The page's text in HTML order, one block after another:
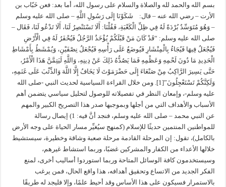
بسم الله والحمد لله والصلاة والسلام على رسول الله، أما بعد: فعن خَبّاب بن الأرت – رضي الله عنه – قال: شَكَوْنَا إِلَى رَسُولِ اللَّهِ – صلى الله عليه وسلم – وَهُوَ مُتَوَسِّدٌ بُرْدَةً لَهُ فِي ظِلِّ الْكَعْبَةِ، فَقُلْنَا: أَلَا تَسْتَنْصِرُ لَنَا، أَلَا تَدْعُو لَنَا، فَقَال – صلى الله عليه وسلم: “قَدْ كَانَ مَنْ قَبْلَكُمْ يُؤْخَذُ الرَّجُلُ فَيُحْفَرُ لَهُ فِي الْأَرْضِ فَيُجْعَلُ فِيهَا فَيُجَاءُ بِالْمِنْشَارِ فَيُوضَعُ عَلَى رَأْسِهِ فَيُجْعَلُ نِصْفَيْنِ، وَيُمْشَطُ بِأَمْشَاطِ الْحَدِيدِ مَا دُونَ لَحْمِهِ وَعَظْمِهِ فَمَا يَصُدُّهُ ذَلِكَ عَنْ دِينِهِ، وَاللَّهِ لَيَتِمَّنَّ هَذَا الْأَمْرُ، حَتَّى يَسِيرَ الرَّاكِبُ مِنْ صَنْعَاءَ إِلَى حَضْرَمَوْتَ لَا يَخَافُ إِلَّا اللَّهَ وَالذِّئْبَ عَلَى غَنَمِهِ، وَلَكِنَّكُمْ تَسْتَعْجِلُونَ”[1]. ومن خلال القراءة السياسية لحديث النبي -صلى الله عليه وسلم-، وإمعان النظر في تفصيلاته للوصول لتحليل سياسي يتضمن أهم الأسباب والأهداف التي من أجلها وبموجبها صدر هذا التصريح الكبير والمهم عن النبي محمد – صلى الله عليه وسلم، فنجد أنَّ فيه: 1) إيصال رسالة للمواطنين المنتمين حديثًا للإسلام (كمنهج سيُغيِّر مسار الحياة على وجه الأرض بالكامل)، تقول: إن المرحلة القادمة مرحلة صعبة وشاقة وخطيرة، سيستشيط خلالها الأعداء من الكفار والمشركين غضبًا، وربما استشاط غيرهم، وسيستخدمون كافة الوسائل المتاحة وربما استوردوا أساليب أخرى، لمنع الفكر الجديد من الاتساع وتحقيق أهدافه، هذا واقع الحال، فمن يرغب بالاستمرار فسيكون على هذا الأساس وقد أحيط علمًا، وإلا فليجد له طريقًا آخر. فطريق تغيير المجتمعات ونشر الفكر الخلاق وعلى مستوى الأرض كلها، لن يكون مفروشًا بالزهور بل على العكس كما تضمن الحديث ذلك. وفي عالم السياسة تحديدًا فإن الناس تصطدم دائمًا بتجار السياسة وقاطفي المنافع، وعلى ضوء ذلك فالمنهج الجديد سيضطر من غير اختيار أن يصطدم بهذا النوع من الانتهازيين، وهم أصحاب المصالح الشخصية. وقد اختار النبيُّ محمد صلى الله عليه وسلم، أشد أنواع التنكيل وأقساها ليوصلها صورة نقية من غير تشويش إلى تابعيه، بوضوح وبشفافية تامة، كنموذج عن الآتي في قابل الأيام، فيقول لهم: (فيُجاء بالمنشار فيوضع على رأسه فيُجعل نصفين، ويمشط بأمشاط الحديد، ما دون لحمه وعظمه)، حتى لا يُبقي للمتلقين من مواطنيه وأتباعه أي شك أو تأويل لنوعية المشقة التي سيكابدونها في المستقبل. على عكس سياسة المصالح والتي تَكسِبُ رجالها بإغرائهم ووعدهم بمنحهم الامتيازات والأموال والمناصب، وربما تُشترى أصوات الناس بهذه الطريقة السمجة الرخيصة. 2) أنَّ استلام دفة قيادة الناس وامتلاك زمام الأمور وخاصة السياسية منها، لن يحصل ولن يكون مالم يُدفع ثمن ذلك، وما لم يُمتحن من يسير بهذا الاتجاه امتحانًا شاقًا وعسيرًا، قال تعالى: ﴿ أَحَسِبَ النَّاسُ أَنْ يُتْرَكُوا أَنْ يَقُولُوا آَمَنَّا وَهُمْ لَا يُفْتَنُونَ * وَلَقَدْ فَتَنَّا الَّذِينَ مِنْ قَبْلِهِمْ فَلَيَعْلَمَنَّ اللَّهُ الَّذِينَ صَدَقُوا وَلَيَعْلَمَنَّ الْكَاذِبِينَ ﴾ [العنكبوت: 2-3]، فبعكس ذلك سيكون من يمسك زمام الأمور مترفًا فكريًا وسياسيًا، وسيُقدَمُ له النصر على طبق من ذهب ومن غير ثمن، فسيكون من الصعوبة المحافظة على المكاسب ومن السهل التفريط بها. وفي الحديث الحثُّ على العزائم والتمسك بها، على الرغم من توفر الفرص والمنح والرخص، ولكن العزيمة في كل الأحوال أفضل، وإن كان معها العذاب والتنكيل أو ربما الموت، لأن الأمر يتعلق بنشر منهج وفكر وإيصال رسالة، وتغيير مجتمع من الوجوه كافة، وقيادة الناس وبناء أمة. جاء في تفسير الحديث: (أجمع العلماء أن من أُكره على الكفر فاختار القتل، أنه أعظم أجرًا عند الله ممن اختار الرخصة، واختلفوا فيمن أُكره على غير الكفر من فعل ما لا يحل له فقال أصحاب مالك: الأخذ بالشدة في ذلك، واختيار القتل والضرب أفضل عند الله من الأخذ بالرخصة)[2]. فالعقائد الراسخة والمناهج العظيمة والأفكار الرصينة تحتاج إلى عَرق يُصبُّ ودماء تُراق لتُبنى بها لَبِنات الدولة القادمة. 3- في طريق منهج التغيير القادم وبناء المجتمع وتأسيس دولة متحضرة بمنظومة قيم راقية، لاشك ستكون معية الله سبحانه وتعالى حاضرة، ولكن نصرة الله ومعيته لن تأتي قبل إثبات صدق النوايا والتميز بعمل دؤوب لأجل القضية من قبل الأفراد وتقديم ما يُثبت ذلك، فالله سبحانه وتعالى يأمرنا بالأخذ بكل الأسباب الدنيوية المتاحة. وهنا لابد من الانتباه أنَّ النبي -صلى الله عليه وسلم- جالس في ظل الكعبة، والكعبة بيت الله سبحانه وتعالى ولو دعا الله سبحانه وتعالى، وشاء الله أن يستجيب لقال سبحانه وتعالى لكل شيء كن فكان، وإن الأمر على الله سبحانه وتعالى هين هين، لكن الأمر ليس كذلك فلابد من المثابرة والعمل الدؤوب قبل ذلك. لقد كانت فترة الامتحان والعذاب والشدة ثلاث عشرة سنة، وهي فترة طويلة، ذاق فيها المسلمون أصحاب العقيدة الراسخة أهل الله سبحانه وتعالى وأصحاب وأحباب رسوله محمد -صلى الله عليه وسلم- ألوانًا من العذاب ما لا يتحمله إنسان، وعانوا من آلام رهيبة، كان عزاؤهم أن كل ذلك كان في ذات الله جل في علاه، ثم إذن الله سبحانه وتعالى بأن تقام دولة الإسلام، ورغم هذا الفتح المبين والنصر العظيم إلا أن فترة وجود الدولة لم تخلو من الآلام والمحن والمشقة والتعب. 4- الربط الذهني للأفراد (الذين يمثلون شعب الدولة الإسلامية في المستقبل) بأن الجغرافية السياسية للمنطقة ستتغير، ولن يتوقف أمر الأمة الإسلامية عند حدود مكة أو حتى جزيرة العرب. فالمغزى هنا هو في تغيير توجيه أو (توجه) التفكير عند المواطن المسلم بالمفهوم السياسي الجديد الذي يفتح للعقل آفاقًا جديدة تحرره من نظرته السابقة من أن مكة مركزًا دينيًا وتجاريًا مرموقًا فحسب، بل تحول تفكيره بالكامل وتحركه باتجاه مفهوم جديد هو مفهوم تأسيس الدولة وفكرة عالميتها. 5- في مسيرة عمل بناء الدولة لابد من تسمية الأهداف الاستراتيجية، بشكل واضح لا يقبل اللبس ولا الخلط، فوضوح ودقة تحديد الأهداف ستعين العاملين فيها على التركيز على أهدافهم وستكون الضمانة لعدم تشتتهم. لقد أوضح الحديث بكل صراحة: (ليتمنَّ الله هذا الأمر)، فالأهداف ستتحقق، ولكن الداء الخطير في السياسة هو استعجال تحقيق الأهداف (لكنكم تستعجلون)، فالرسالة هنا هي أن الطريق طويل وشائك وشاق، ولكن مع الصبر والعمل بمثابرة ستتحقق الأهداف. 6- اختيار مدينتي صنعاء[3] وحضرموت تحديدًا في الحديث له بعده السياسي أيضًا، فأما ما يخص صنعاء فلابد من الإيضاح أن هناك صنعاء اليمن وصنعاء الشام، وهما معروفتان عند العرب حينئذ. فحين يتعلق مراد رسول الله محمد -صلى الله عليه وسلم- في حديثه بصنعاء اليمن، فيمكن تحليل الأمر على الوجوه الآتية: • كما هو معروف أنهما جزء من دولة اليمن في السابق وحاليًا (المقصود صنعاء وحضرموت)، وكانت اليمن تدين بالولاء لأعظم إمبراطورية على وجه الأرض في ذلك الزمان وهي الإمبراطورية الفارسية، ففي الحديث إشارة وتحرك سياسي بأننا سنقترب من هذه الإمبراطوريات العظمى ونفتحها لأننا أعظم قدرًا وأصدق رسالة منها، وسيصل الإسلام إليها بعز عزيز أو بذل ذليل. • بُعد المسافة بين صنعاء وأقوام حضرموت، فبينهما بحدود 770 كيلومترًا وكانت أرض خطرة في ذلك الوقت، ففي الحديث إشارة لحجم الأمن والعدل الذي سيسود الأرض تحت راية سلطان الدولة الإسلامية. • إن اليمن تقع ضمن الجزيرة العربية وهي جزء منها، وقد نشأت فيها حضارات عريقة ومشهورة وخاصة صنعاء وحضرموت فقد كانت محطة لدول لها تاريخها، كدولة سبأ ومعين وحمير قبل الإسلام. • قال القزويني في “آثار البلاد وأخبار العباد” في حق صنعاء: “قصبة بلاد اليمن، أحسن مدنها بناء وأصحها هواء وأعذبها ماء، وأطيبها تربة وأقلها أمراضًا، ذكر أن الماء إذا رش في بيوتها تفوح منه رائحة العنبر، وهي قليلة الآفات والعلل، قليلة الذباب والهوام. إذا اعتل إنسان في غيرها ونقل إليها يبرأ، وإذا اعتلت الإبل وأرعيت في مروجها تصح، واللحم يبقى بها أسبوعًا لا يفسد”. وكان العرب يرون أن صنعاء وهي المدينة العظمى التي ينزلها الولاة وأشراف العرب، وهي مدينة كبيرة حسنة العمارة، بناؤها بالآجر والجص، وهي كثيرة الخيرات متصلة العمارات كثيرة الحصون والقصور[4] وليس في بلاد اليمن أقدم منها عهدًا ولا أكبر قطرًا ولا أكثر ناسًا و اشتهرت بالصناعات. • أما حضرموت فقد (( بلغ الحضرميون في المدنية والحضارة مبلغًا ليس في عهدهم مثيل، فقد بنوا القصور الشاهقة وعمروا المدن الواسعة، ووضعوا الهياكل والتماثيل واحتفروا الترع والسواقي، وأنشأوا السدود الضخمة يحجزون بها المياه ويسقون المرتفعات من الأرض والمنخفضات منها، وعبدوا الشوارع واغترسوا الحدائق والبساتين، وكانوا في ترف ونعيم ولباسهم في أفخر الأنسجة، ورياشهم من الحرير، وآنيتهم محلاة بالذهب، وأثاثهم مزين بالذهب والفضة والجواهر))[5]. • فتكون الرسالة بأن هذا المجد القديم سيعود مرة أخرى للعرب ولكن بالإسلام وتحت رايته هذه المرَّة، كما أن هناك جزءًا من الرسالة يتعلق بالمواطن المسلم بأن يتحرر من فكرة الانغماس في رمال الجزيرة العربية وأن يغير استراتيجية التفكير نحو بناء مدن حضارية كصنعاء وحضرموت وما فيها من تقدم وعمران وصناعات وحرف. • وحين يكون المراد في الحديث صنعاء الشام[6]، (وهو الأرجح عندي)، فالتحليل يذهب باتجاه المسافة الشاسعة، فمن أدنى جنوب الجزيرة العربية (صنعاء) إلى أقصى شمالها (الشام) وهي مشارف بلاد الروم، فهذا يعني أن سلطان الإسلام سيمتد ليطأ سلطان فارس والروم ويمتد معه الأمن والاطمئنان للبلاد. 7- إنَّ المشروع الجديد للتغير متمثلًا بالإسلام، سيمر بمرحلة صراع طويل مع الفكر القديم وهذه سنة كونية، فالتجديد يُحارب في كل زمان ومكان، ولابد للمسلمين من التهيؤ والنجاح في (إدارة الصراع) بالطريقة التي يقررونها وأن النتيجة ستكون في حينها لصالحهم، وفي إدارة الصراع لابد من حساب للتضحيات، وبعكسه فإن امتلاك الخصم لأدوات الصراع سيحسم الأمر لصالحه. 8- المخاطب في هذا الحديث هو خَبّاب بن الأرت[7] رضي الله عنه وهو من المستضعفين والفقراء والمأسورين في مكة، فليس له عشيرة تدافع عنه، وهو ممن كان يُعذب عذابًا شديدًا، فالخطاب له ولنظرائه وليس للكبار والأغنياء والوجهاء، يقول لهم: أيها المستضعفون، أيها الفقراء؛ ستدول لكم الأيام عما قريب وتعلن دولتكم، لأن منهجكم هو الصحيح وإنكم على الطريق الصواب والحق والعاقبة لكم، ولن يضركم فقركم وعوزكم ورقكم وضعفكم فالمنهج الجديد يضع هذه المفاهيم وراءه ظهريًا، فالإيمان بالله سبحانه وتعالى والعمل بالمبادئ هو سبيل النصر، فلا تستعجلون. والخطاب مثل ما كان موجهًا للضعفاء الموالين فهو موجه للأعداء المحاربين، بأن المسلمين أصحاب قضية، ولهم أهداف ستتحقق في المستقبل، ولن يكون التعذيب أو الترهيب أو الترويع الذي يمارسونه ضد المسلمين سببًا في تراجعهم عن قضيتهم. [1] صحيح البخاري – كتاب الإكراه – باب من اختار الضرب والقتل والهوان على الكفر. [2] شرح صحيح البخاري، ابن بطال، كتاب الإكراه، ج8، صفحة 294. [3] سميت صنعاء لأنها (صنعة) أي منيعة. [4] قال ياقوت الحموي في معجم البلدان: ” كان فيها قصور مشهورة، كقصر المملكة قصر زيدان، وقصر شوحطان، و قصر كوكيان، وكان لمدينة صنعاء تسع أبواب.” [5] تاريخ حضرموت السياسي، صلاح عبد القادر البكري، ج1، ص 39. [6] جاء في معجم البلدان لياقوت الحموي: صنعاء: “وهي قرية على باب دمشق من قرى غوطة دمشق، خربت اليوم”. وكانت صنعاء الشام ولاية من ولايات الدولة على عهد عثمان بن عفان رضي الله عنه وله عليها عامل هو ثُمامة بن عدي القرشي رضي الله عنه. [7] جاء في الاستيعاب في معرفة الأصحاب لابن عبدالبر :خباب بن الأرت؛ اختلف في نسبه فقيل هو خزاعي وقيل هو تميمي ولم يختلف أنه حليف لبني زهرة، والصحيح أنه تميمي النسب لحقه سباء في الجاهلية فاشترته امرأة من خزاعة وأعتقته، وكانت من حلفاء بني عوف بن عبدعوف بن عبدالحارث بن زهرة، فهو تميمي بالنسب خزاعي بالولاء، زهري بالحلف، وهو خباب بن الأرت